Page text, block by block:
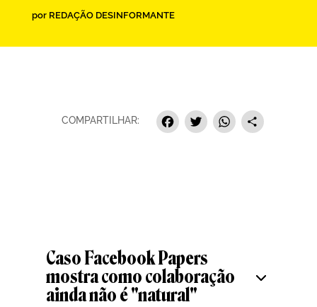
por REDAÇÃO DESINFORMANTE
COMPARTILHAR: Facebook
Twitter
Caso Facebook Papers
mostra como colaboração
ainda não é "natural"